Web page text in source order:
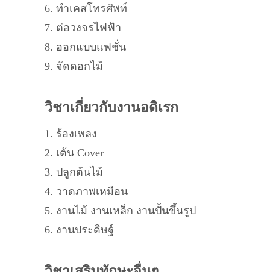
6. ทำเคสโทรศัพท์
7. ต่อวงจรไฟฟ้า
8. ออกแบบแฟชั่น
9. จัดดอกไม้
วิชาเกี่ยวกับงานอดิเรก
1. ร้องเพลง
2. เต้น Cover
3. ปลูกต้นไม้
4. วาดภาพเหมือน
5. งานไม้ งานเหล็ก งานปั้นขึ้นรูป
6. งานประดิษฐ์